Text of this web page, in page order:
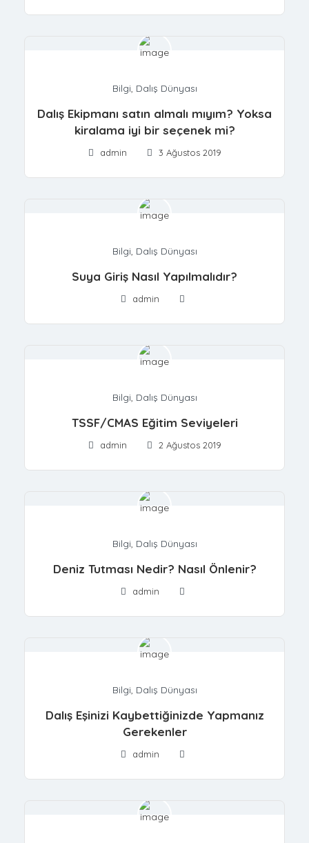
Bilgi, Dalış Dünyası
Dalış Ekipmanı satın almalı mıyım? Yoksa
kiralama iyi bir seçenek mi?
admin 3 Ağustos 2019
Bilgi, Dalış Dünyası
Suya Giriş Nasıl Yapılmalıdır?
admin
Bilgi, Dalış Dünyası
TSSF/CMAS Eğitim Seviyeleri
admin 2 Ağustos 2019
Bilgi, Dalış Dünyası
Deniz Tutması Nedir? Nasıl Önlenir?
admin
Bilgi, Dalış Dünyası
Dalış Eşinizi Kaybettiğinizde Yapmanız
Gerekenler
admin